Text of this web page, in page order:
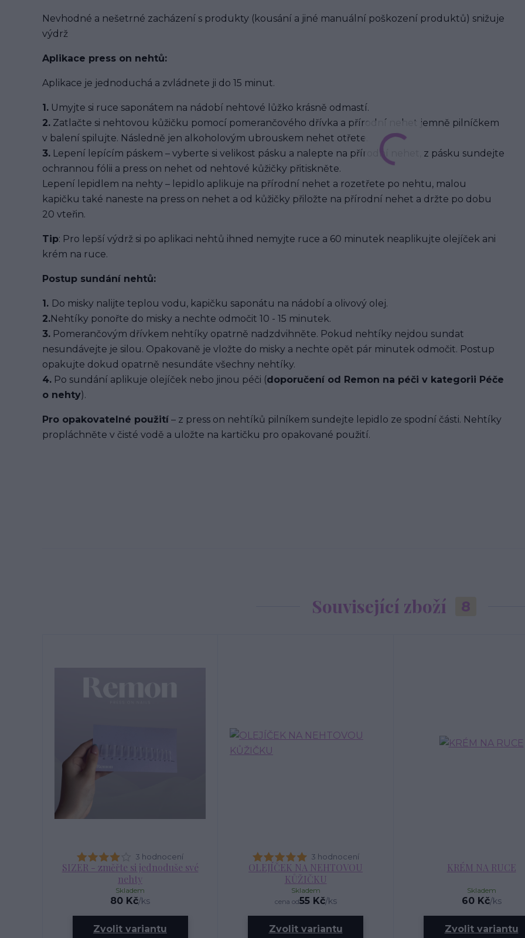
Nevhodné a nešetrné zacházení s produkty (kousání a jiné manuální poškození produktů) snižuje
výdrž
Aplikace press on nehtů:
Aplikace je jednoduchá a zvládnete ji do 15 minut.
1. Umyjte si ruce saponátem na nádobí nehtové lůžko krásně odmastí.
2. Zatlačte si nehtovou kůžičku pomocí pomerančového dřívka a přírodní nehet jemně pilníčkem
v balení spilujte. Následně jen alkoholovým ubrouskem nehet otřete.
3. Lepení lepícím páskem – vyberte si velikost pásku a nalepte na přírodní nehet, z pásku sundejte
ochrannou fólii a press on nehet od nehtové kůžičky přitiskněte.
Lepení lepidlem na nehty – lepidlo aplikuje na přírodní nehet a rozetřete po nehtu, malou
kapičku také naneste na press on nehet a od kůžičky přiložte na přírodní nehet a držte po dobu
20 vteřin.
Tip: Pro lepší výdrž si po aplikaci nehtů ihned nemyjte ruce a 60 minutek neaplikujte olejíček ani
krém na ruce.
Postup sundání nehtů:
1. Do misky nalijte teplou vodu, kapičku saponátu na nádobí a olivový olej.
2.Nehtíky ponořte do misky a nechte odmočit 10 - 15 minutek.
3. Pomerančovým dřívkem nehtíky opatrně nadzdvihněte. Pokud nehtíky nejdou sundat
nesundávejte je silou. Opakovaně je vložte do misky a nechte opět pár minutek odmočit. Postup
opakujte dokud opatrně nesundáte všechny nehtíky.
4. Po sundání aplikuje olejíček nebo jinou péči (doporučení od Remon na péči v kategorii Péče
o nehty).
Pro opakovatelné použití – z press on nehtíků pilníkem sundejte lepidlo ze spodní části. Nehtíky
propláchněte v čisté vodě a uložte na kartičku pro opakované použití.
Související zboží 8
3 hodnocení
SIZER - změřte si jednoduše své
nehty
80 Kč/ks
Skladem
Zvolit variantu
3 hodnocení
OLEJÍČEK NA NEHTOVOU
KŮŽIČKU
cena od55 Kč/ks
Skladem
Zvolit variantu
KRÉM NA RUCE
60 Kč/ks
Skladem
Zvolit variantu